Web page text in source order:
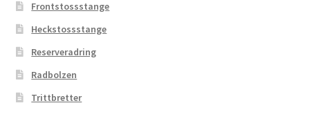
Frontstossstange
Heckstossstange
Reserveradring
Radbolzen
Trittbretter